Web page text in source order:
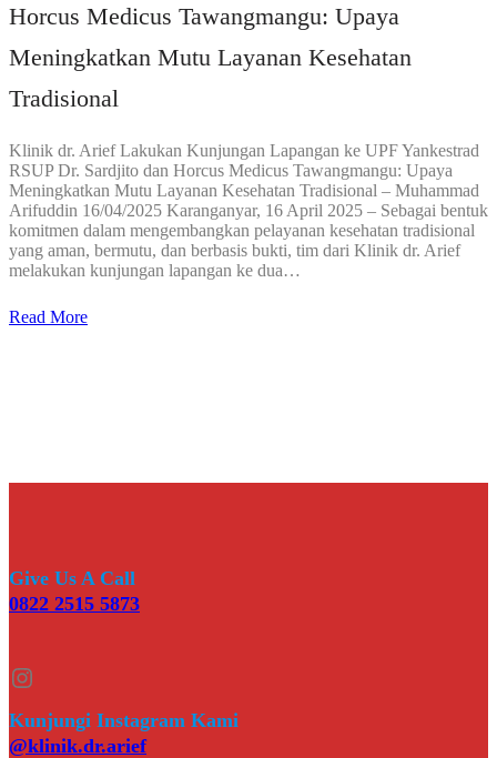
Horcus Medicus Tawangmangu: Upaya
Meningkatkan Mutu Layanan Kesehatan
Tradisional
Klinik dr. Arief Lakukan Kunjungan Lapangan ke UPF Yankestrad
RSUP Dr. Sardjito dan Horcus Medicus Tawangmangu: Upaya
Meningkatkan Mutu Layanan Kesehatan Tradisional – Muhammad
Arifuddin 16/04/2025 Karanganyar, 16 April 2025 – Sebagai bentuk
komitmen dalam mengembangkan pelayanan kesehatan tradisional
yang aman, bermutu, dan berbasis bukti, tim dari Klinik dr. Arief
melakukan kunjungan lapangan ke dua…
Read More
Give Us A Call
0822 2515 5873
Instagram
Kunjungi Instagram Kami
@klinik.dr.arief